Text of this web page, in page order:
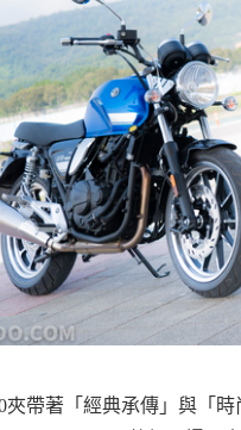
著「經典承傳」與「時